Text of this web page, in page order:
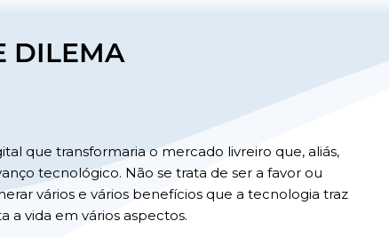
DILEMA
que transformaria o mercado livreiro que, aliás,
tecnológico. Não se trata de ser a favor ou
vários e vários benefícios que a tecnologia traz
a vida em vários aspectos.